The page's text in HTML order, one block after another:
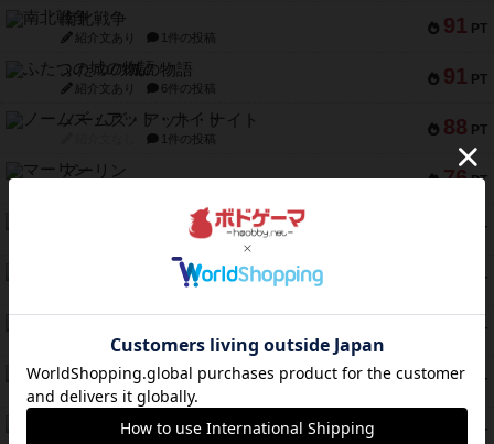
91 PT
南北戦争
紹介文あり 1件の投稿
91 PT
ふたつの城の物語
紹介文あり 6件の投稿
88 PT
ノームズ・アット・ナイト
1件の投稿
76 PT
マーリン
PT
フラットアイアン
2件の投稿
PT
トランスオリエント・エクスプレス
1件の投稿
PT
紹介文あり 1件の投稿
51 PT
キャプテン・フリップ：イスラ・ボンバ
紹介文なし 2件の投稿
PT
ガルフストライク